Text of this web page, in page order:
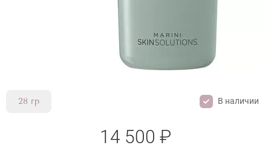
28 гр В наличии
14 500 ₽